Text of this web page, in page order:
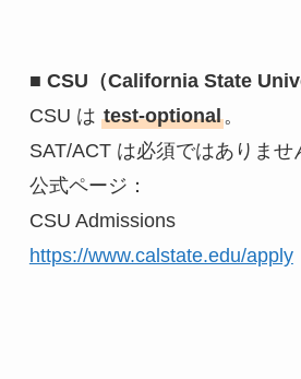
■ CSU（California State
CSU は test-optional。
SAT/ACT は必須ではありま
公式ページ：
CSU Admissions
https://www.calstate.edu/apply